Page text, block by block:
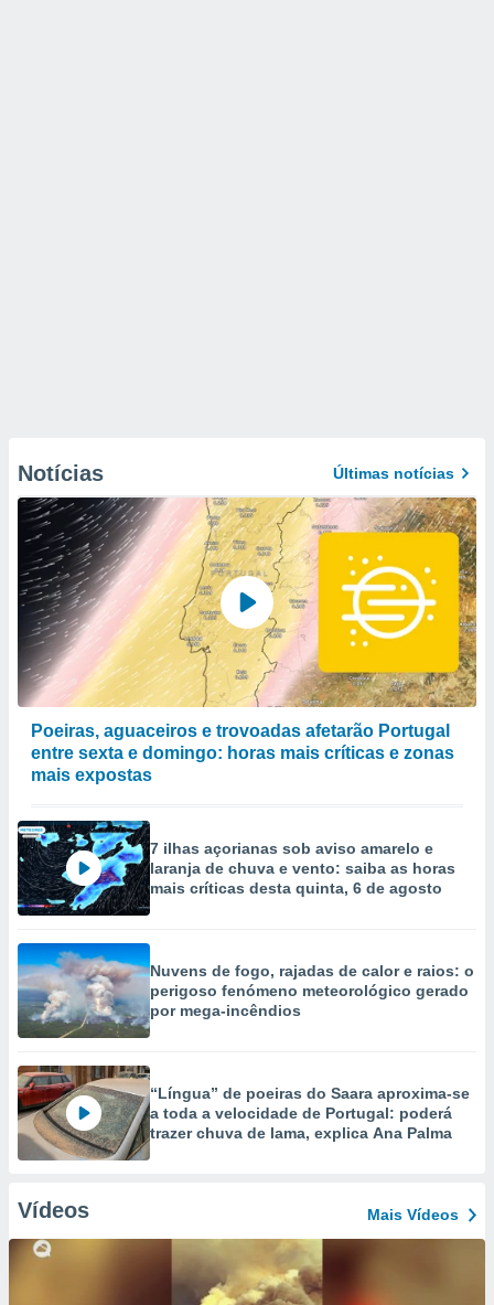
Notícias Últimas notícias
Poeiras, aguaceiros e trovoadas afetarão Portugal
entre sexta e domingo: horas mais críticas e zonas
mais expostas
7 ilhas açorianas sob aviso amarelo e
laranja de chuva e vento: saiba as horas
mais críticas desta quinta, 6 de agosto
Nuvens de fogo, rajadas de calor e raios: o
perigoso fenómeno meteorológico gerado
por mega-incêndios
“Língua” de poeiras do Saara aproxima-se
a toda a velocidade de Portugal: poderá
trazer chuva de lama, explica Ana Palma
Vídeos Mais Vídeos